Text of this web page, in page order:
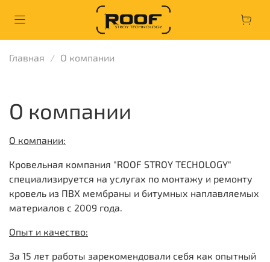
Главная О компании
О компании
О компании:
Кровельная компания "ROOF STROY TECHOLOGY"
специализируется на услугах по монтажу и ремонту
кровель из ПВХ мембраны и битумных наплавляемых
материалов с 2009 года.
Опыт и качество:
За 15 лет работы зарекомендовали себя как опытный